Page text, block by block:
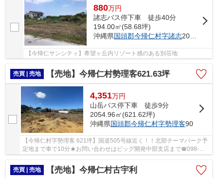
880万円
諸志バス停下車 徒歩40分
194.00㎡(58.68坪)
沖縄県国頭郡今帰仁村字諸志2031-228
【今帰仁サンシティ】希望ヶ丘内リゾート感のある別荘地
売買 | 売地 【売地】今帰仁村勢理客621.63坪
4,351万円
山岳バス停下車 徒歩9分
2054.96㎡(621.62坪)
沖縄県国頭郡今帰仁村字勢理客90
【今帰仁村字勢理客 621坪】国道505号線近く！！北部テーマパーク予
定地まで車で10分★お問い合わせはビッグ開発中部支店まで☎098-
売買 | 売地
【売地】今帰仁村古宇利